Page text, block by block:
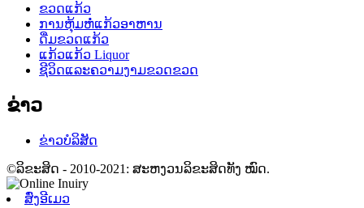
ຂວດແກ້ວ
ການຫຸ້ມຫໍ່ແກ້ວອາຫານ
ດື່ມຂວດແກ້ວ
ແກ້ວແກ້ວ Liquor
ຊີວິດແລະຄວາມງາມຂວດຂວດ
ຂ່າວ
ຂ່າວບໍລິສັດ
©ລິຂະສິດ - 2010-2021: ສະຫງວນລິຂະສິດທັງ ໝົດ.
ສົ່ງອີເມວ